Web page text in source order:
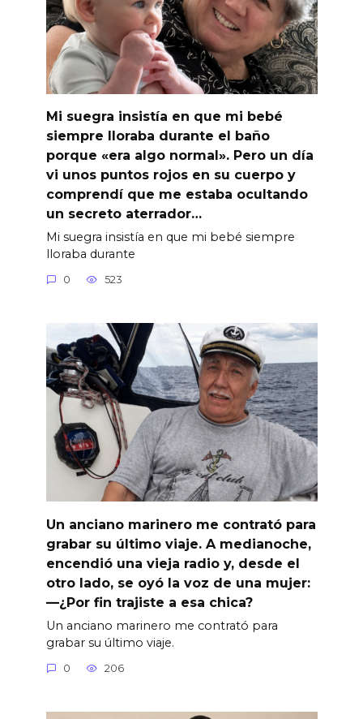
Mi suegra insistía en que mi bebé
siempre lloraba durante el baño
porque «era algo normal». Pero un día
vi unos puntos rojos en su cuerpo y
comprendí que me estaba ocultando
un secreto aterrador…
Mi suegra insistía en que mi bebé siempre
lloraba durante
0 523
Un anciano marinero me contrató para
grabar su último viaje. A medianoche,
encendió una vieja radio y, desde el
otro lado, se oyó la voz de una mujer:
—¿Por fin trajiste a esa chica?
Un anciano marinero me contrató para
grabar su último viaje.
0 206